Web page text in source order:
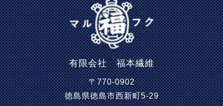
有限会社 福本繊維
〒770-0902
徳島県徳島市西新町5-29